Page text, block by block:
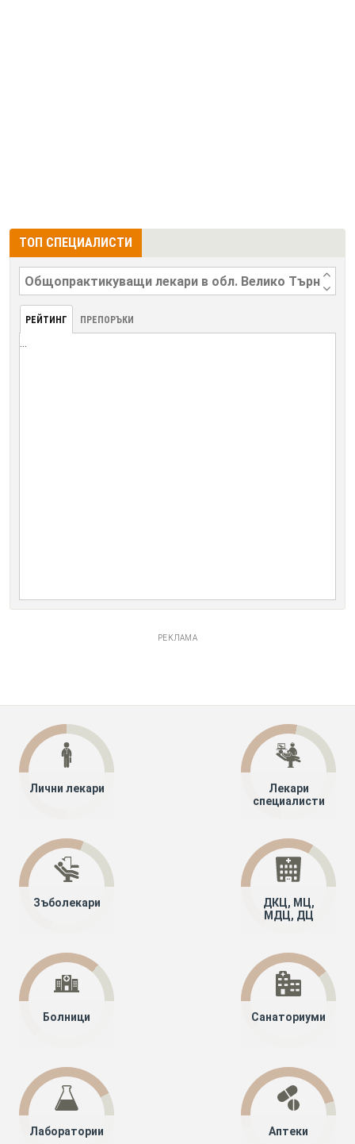
ТОП СПЕЦИАЛИСТИ
РЕЙТИНГ ПРЕПОРЪКИ
...
РЕКЛАМА
Лични лекари
Лекари
специалисти
Зъболекари
ДКЦ, МЦ,
МДЦ, ДЦ
Болници Санаториуми
Лаборатории Аптеки